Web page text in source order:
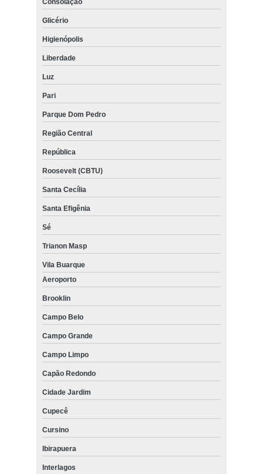
Glicério
Higienópolis
Liberdade
Luz
Pari
Parque Dom Pedro
Região Central
República
Roosevelt (CBTU)
Santa Cecília
Santa Efigênia
Sé
Trianon Masp
Vila Buarque
Aeroporto
Brooklin
Campo Belo
Campo Grande
Campo Limpo
Capão Redondo
Cidade Jardim
Cupecê
Cursino
Ibirapuera
Interlagos